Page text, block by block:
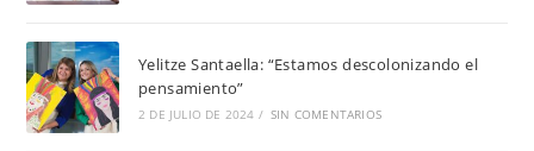
Yelitze Santaella: “Estamos descolonizando el
pensamiento”
2 DE JULIO DE 2024 / SIN COMENTARIOS